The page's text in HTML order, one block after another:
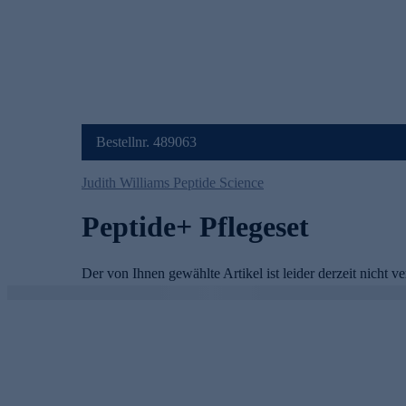
Bestellnr. 489063
Judith Williams Peptide Science
Peptide+ Pflegeset
Der von Ihnen gewählte Artikel ist leider derzeit nicht